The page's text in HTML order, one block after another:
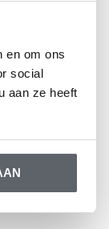
en om ons
social
aan ze heeft